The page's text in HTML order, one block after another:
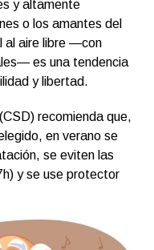
y altamente
o los amantes del
al aire libre —con
es una tendencia
y libertad.
recomienda que,
en verano se
se eviten las
y se use protector